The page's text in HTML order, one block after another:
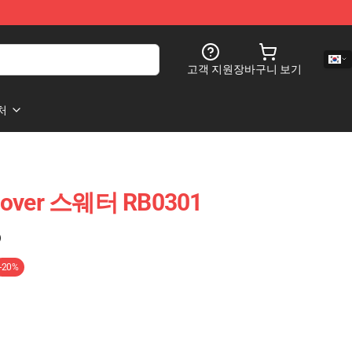
고객 지원장바구니 보기
스웨터 RB0301
-20%